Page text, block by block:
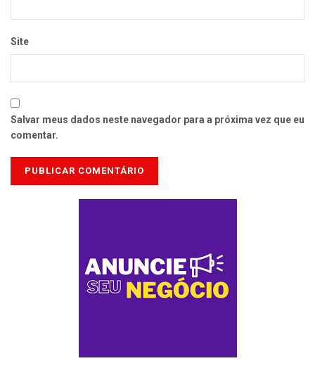
Site
Salvar meus dados neste navegador para a próxima vez que eu
comentar.